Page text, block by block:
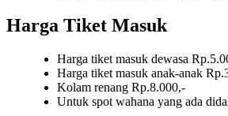
Harga Tiket Masuk
Harga tiket masuk dewasa
Harga tiket masuk anak-anak
Kolam renang Rp.8.000,-
Untuk spot wahana yang ada